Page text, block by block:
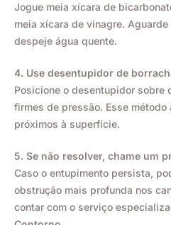
Jogue meia xícara de
meia xícara de vinagre.
despeje água quente.
4. Use desentupidor de
Posicione o desentupidor sobre
firmes de pressão. Esse
próximos à superfície.
5. Se não resolver, chame um
Caso o entupimento persista,
obstrução mais profunda nos
contar com o serviço